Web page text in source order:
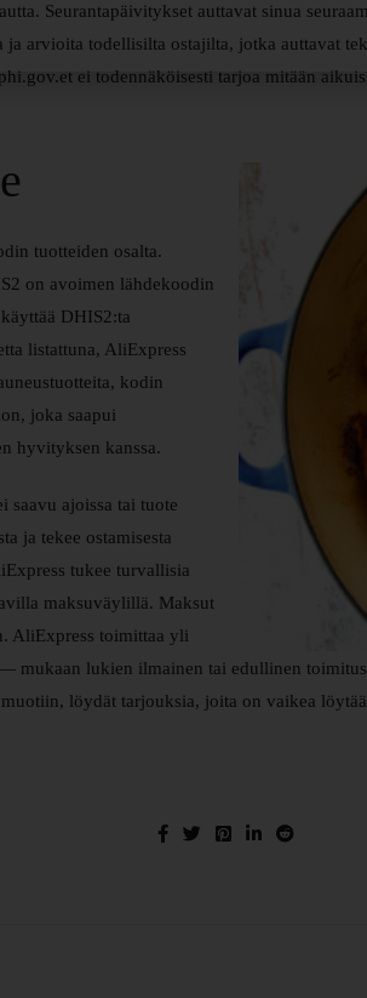
Seurantapäivitykset auttavat sinua
arvioita todellisilta ostajilta, jotka auttavat
ei todennäköisesti tarjoa mitään
tuotteiden osalta.
on avoimen lähdekoodin
DHIS2:ta
listattuna, AliExpress
kodin
joka saapui
hyvityksen kanssa.
saavu ajoissa tai tuote
ja tekee ostamisesta
tukee turvallisia
maksuväylillä. Maksut
AliExpress toimittaa yli
lukien ilmainen tai edullinen
löydät tarjouksia, joita on vaikea